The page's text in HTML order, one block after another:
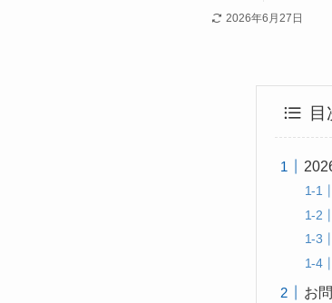
2026年6月27日
目
お